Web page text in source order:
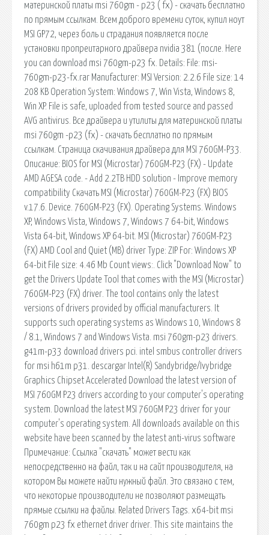
материнской платы msi 760gm - p23 ( fx) - скачать бесплатно
по прямым ссылкам. Всем доброго времени суток, купил ноут
MSI GP72, через боль и страдания появляется после
установки пропреитарного драйвера nvidia 381 (после. Here
you can download msi 760gm-p23 fx. Details: File: msi-
760gm-p23-fx.rar Manufacturer: MSI Version: 2.2.6 File size: 14
208 KB Operation System: Windows 7, Win Vista, Windows 8,
Win XP. File is safe, uploaded from tested source and passed
AVG antivirus. Все драйвера и утилиты для материнской платы
msi 760gm -p23 (fx) - скачать бесплатно по прямым
ссылкам. Страница скачивания драйвера для MSI 760GM-P33.
Описание: BIOS for MSI (Microstar) 760GM-P23 (FX) - Update
AMD AGESA code.­ - Add 2.­2TB HDD solution - Improve memory
compatibility Скачать MSI (Microstar) 760GM-P23 (FX) BIOS
v.17.6. Device. 760GM-P23 (FX). Operating Systems. Windows
XP, Windows Vista, Windows 7, Windows 7 64-bit, Windows
Vista 64-bit, Windows XP 64-bit. MSI (Microstar) 760GM-P23
(FX) AMD Cool and Quiet (MB) driver Type: ZIP For: Windows XP
64-bit File size: 4.46 Mb Count views:. Click "Download Now" to
get the Drivers Update Tool that comes with the MSI (Microstar)
760GM-P23 (FX) driver. The tool contains only the latest
versions of drivers provided by official manufacturers. It
supports such operating systems as Windows 10, Windows 8
/ 8.1, Windows 7 and Windows Vista. msi 760gm-p23 drivers.
g41m-p33 download drivers pci. intel smbus controller drivers
for msi h61m p31. descargar Intel(R) Sandybridge/Ivybridge
Graphics Chipset Accelerated Download the latest version of
MSI 760GM P23 drivers according to your computer's operating
system. Download the latest MSI 760GM P23 driver for your
computer's operating system. All downloads available on this
website have been scanned by the latest anti-virus software
Примечание: Ссылка "скачать" может вести как
непосредственно на файл, так и на сайт производителя, на
котором Вы можете найти нужный файл. Это связано с тем,
что некоторые производители не позволяют размещать
прямые ссылки на файлы. Related Drivers Tags. x64-bit msi
760gm p23 fx ethernet driver driver. This site maintains the